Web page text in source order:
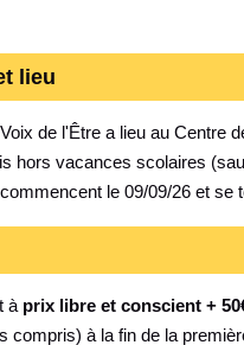
lieu
de l'Être a lieu au Centre
hors vacances scolaires
le 09/09/26 et se
à prix libre et conscient +
compris) à la fin de la